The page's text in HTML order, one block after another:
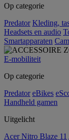
Op categorie
Predator Kleding,
Headsets en audio
Smartapparaten
E-mobiliteit
Op categorie
Predator eBikes
Handheld gamen
Uitgelicht
Acer Nitro Blaze 11